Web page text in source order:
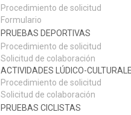
Procedimiento de solicitud
Formulario
PRUEBAS DEPORTIVAS
Procedimiento de solicitud
Solicitud de colaboración
ACTIVIDADES LÚDICO-
Procedimiento de solicitud
Solicitud de colaboración
PRUEBAS CICLISTAS